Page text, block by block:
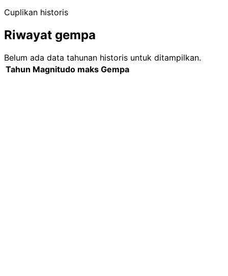
Cuplikan historis
Riwayat gempa
Belum ada data tahunan historis untuk ditampilkan.
Tahun Magnitudo maks Gempa